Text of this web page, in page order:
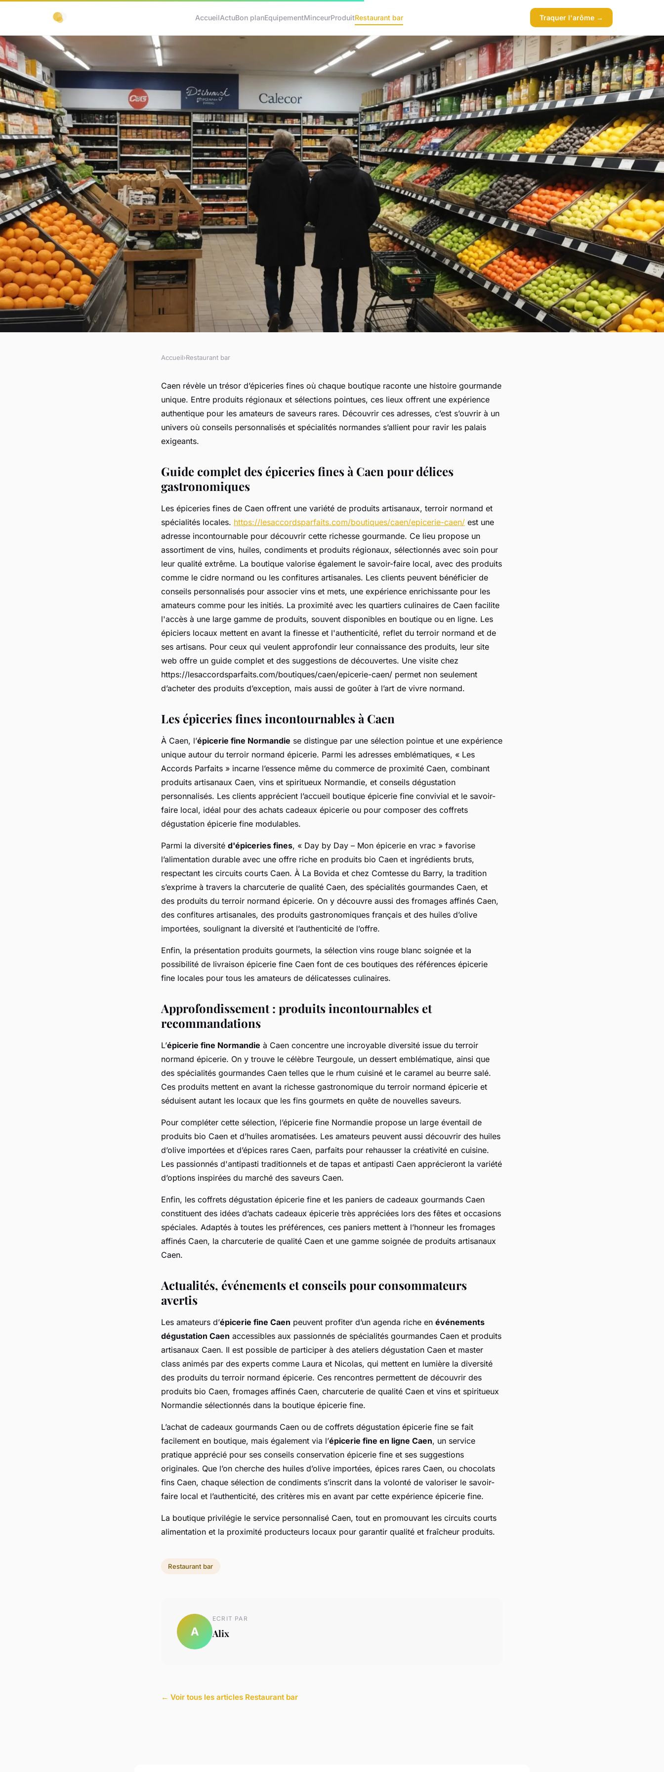
AccueilActuBon planEquipementMinceurProduitRestaurant bar Traquer l'arôme →
À la découverte des délices de
l'épicerie fine à caen
Accueil›Restaurant bar
Caen révèle un trésor d’épiceries fines où chaque boutique raconte une histoire gourmande
unique. Entre produits régionaux et sélections pointues, ces lieux offrent une expérience
authentique pour les amateurs de saveurs rares. Découvrir ces adresses, c’est s’ouvrir à un
univers où conseils personnalisés et spécialités normandes s’allient pour ravir les palais
exigeants.
Guide complet des épiceries fines à Caen pour délices
gastronomiques
Les épiceries fines de Caen offrent une variété de produits artisanaux, terroir normand et
spécialités locales. https://lesaccordsparfaits.com/boutiques/caen/epicerie-caen/ est une
adresse incontournable pour découvrir cette richesse gourmande. Ce lieu propose un
assortiment de vins, huiles, condiments et produits régionaux, sélectionnés avec soin pour
leur qualité extrême. La boutique valorise également le savoir-faire local, avec des produits
comme le cidre normand ou les confitures artisanales. Les clients peuvent bénéficier de
conseils personnalisés pour associer vins et mets, une expérience enrichissante pour les
amateurs comme pour les initiés. La proximité avec les quartiers culinaires de Caen facilite
l'accès à une large gamme de produits, souvent disponibles en boutique ou en ligne. Les
épiciers locaux mettent en avant la finesse et l'authenticité, reflet du terroir normand et de
ses artisans. Pour ceux qui veulent approfondir leur connaissance des produits, leur site
web offre un guide complet et des suggestions de découvertes. Une visite chez
https://lesaccordsparfaits.com/boutiques/caen/epicerie-caen/ permet non seulement
d’acheter des produits d’exception, mais aussi de goûter à l’art de vivre normand.
Les épiceries fines incontournables à Caen
À Caen, l’épicerie fine Normandie se distingue par une sélection pointue et une expérience
unique autour du terroir normand épicerie. Parmi les adresses emblématiques, « Les
Accords Parfaits » incarne l’essence même du commerce de proximité Caen, combinant
produits artisanaux Caen, vins et spiritueux Normandie, et conseils dégustation
personnalisés. Les clients apprécient l’accueil boutique épicerie fine convivial et le savoir-
faire local, idéal pour des achats cadeaux épicerie ou pour composer des coffrets
dégustation épicerie fine modulables.
Parmi la diversité d'épiceries fines, « Day by Day – Mon épicerie en vrac » favorise
l’alimentation durable avec une offre riche en produits bio Caen et ingrédients bruts,
respectant les circuits courts Caen. À La Bovida et chez Comtesse du Barry, la tradition
s’exprime à travers la charcuterie de qualité Caen, des spécialités gourmandes Caen, et
des produits du terroir normand épicerie. On y découvre aussi des fromages affinés Caen,
des confitures artisanales, des produits gastronomiques français et des huiles d’olive
importées, soulignant la diversité et l’authenticité de l’offre.
Enfin, la présentation produits gourmets, la sélection vins rouge blanc soignée et la
possibilité de livraison épicerie fine Caen font de ces boutiques des références épicerie
fine locales pour tous les amateurs de délicatesses culinaires.
Approfondissement : produits incontournables et
recommandations
L’épicerie fine Normandie à Caen concentre une incroyable diversité issue du terroir
normand épicerie. On y trouve le célèbre Teurgoule, un dessert emblématique, ainsi que
des spécialités gourmandes Caen telles que le rhum cuisiné et le caramel au beurre salé.
Ces produits mettent en avant la richesse gastronomique du terroir normand épicerie et
séduisent autant les locaux que les fins gourmets en quête de nouvelles saveurs.
Pour compléter cette sélection, l’épicerie fine Normandie propose un large éventail de
produits bio Caen et d’huiles aromatisées. Les amateurs peuvent aussi découvrir des huiles
d’olive importées et d’épices rares Caen, parfaits pour rehausser la créativité en cuisine.
Les passionnés d'antipasti traditionnels et de tapas et antipasti Caen apprécieront la variété
d’options inspirées du marché des saveurs Caen.
Enfin, les coffrets dégustation épicerie fine et les paniers de cadeaux gourmands Caen
constituent des idées d’achats cadeaux épicerie très appréciées lors des fêtes et occasions
spéciales. Adaptés à toutes les préférences, ces paniers mettent à l’honneur les fromages
affinés Caen, la charcuterie de qualité Caen et une gamme soignée de produits artisanaux
Caen.
Actualités, événements et conseils pour consommateurs
avertis
Les amateurs d’épicerie fine Caen peuvent profiter d’un agenda riche en événements
dégustation Caen accessibles aux passionnés de spécialités gourmandes Caen et produits
artisanaux Caen. Il est possible de participer à des ateliers dégustation Caen et master
class animés par des experts comme Laura et Nicolas, qui mettent en lumière la diversité
des produits du terroir normand épicerie. Ces rencontres permettent de découvrir des
produits bio Caen, fromages affinés Caen, charcuterie de qualité Caen et vins et spiritueux
Normandie sélectionnés dans la boutique épicerie fine.
L’achat de cadeaux gourmands Caen ou de coffrets dégustation épicerie fine se fait
facilement en boutique, mais également via l’épicerie fine en ligne Caen, un service
pratique apprécié pour ses conseils conservation épicerie fine et ses suggestions
originales. Que l’on cherche des huiles d’olive importées, épices rares Caen, ou chocolats
fins Caen, chaque sélection de condiments s’inscrit dans la volonté de valoriser le savoir-
faire local et l’authenticité, des critères mis en avant par cette expérience épicerie fine.
La boutique privilégie le service personnalisé Caen, tout en promouvant les circuits courts
alimentation et la proximité producteurs locaux pour garantir qualité et fraîcheur produits.
Restaurant bar
A
ECRIT PAR
Alix
← Voir tous les articles Restaurant bar